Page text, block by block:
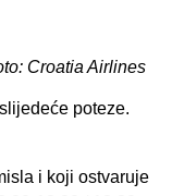
Croatia Airlines
poteze.
i koji ostvaruje